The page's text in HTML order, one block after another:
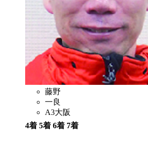
藤野
一良
A3大阪
4着 5着 6着 7着